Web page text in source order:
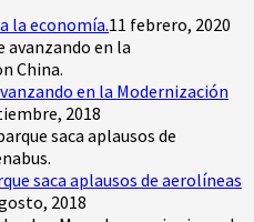
la economía.11 febrero, 2020
en la Modernización
2018
saca aplausos de aerolíneas
2018